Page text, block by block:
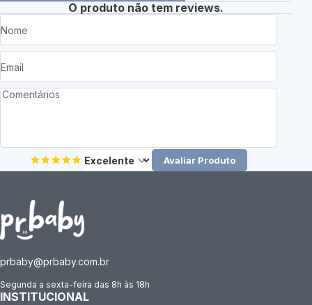
O produto não tem reviews.
Avaliar Produto
prbaby@prbaby.com.br
Segunda a sexta-feira das 8h às 18h
INSTITUCIONAL